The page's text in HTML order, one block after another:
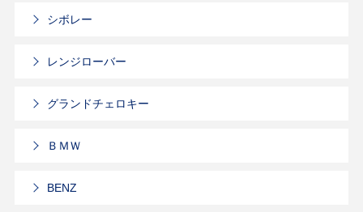
シボレー
レンジローバー
グランドチェロキー
ＢＭＷ
BENZ